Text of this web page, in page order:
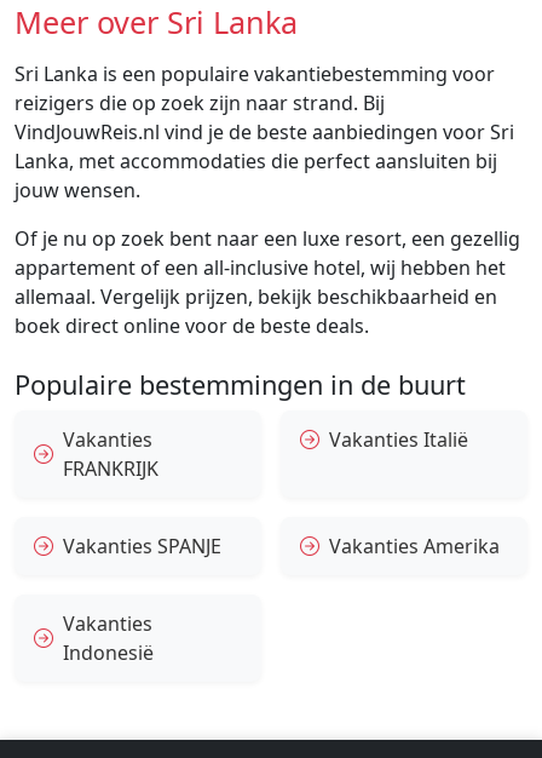
Meer over Sri Lanka
Sri Lanka is een populaire vakantiebestemming voor
reizigers die op zoek zijn naar strand. Bij
VindJouwReis.nl vind je de beste aanbiedingen voor Sri
Lanka, met accommodaties die perfect aansluiten bij
jouw wensen.
Of je nu op zoek bent naar een luxe resort, een gezellig
appartement of een all-inclusive hotel, wij hebben het
allemaal. Vergelijk prijzen, bekijk beschikbaarheid en
boek direct online voor de beste deals.
Populaire bestemmingen in de buurt
Vakanties
FRANKRIJK
Vakanties Italië
Vakanties SPANJE Vakanties Amerika
Vakanties
Indonesië